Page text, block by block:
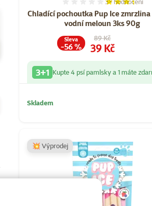
Chladící pochoutka Pup Ice
vodní meloun 3ks 90g
Hodnocení
Původní cena
89 Kč
Cena
39 Kč
Sleva
-56 %
3+1 Kupte 4 psí pamlsky a 1 máte
Skladem
💥 Výprodej